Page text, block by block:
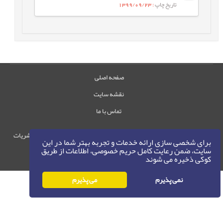
برای شخصی سازی ارائه خدمات و تجربه بهتر شما در این
سایت، ضمن رعایت کامل حریم خصوصی، اطلاعات از طریق
کوکی ذخیره می شوند
نمی پذیرم می پذیرم
تاریخ چاپ: 1399/09/23
صفحه اصلی
نقشه سایت
تماس با ما
حقوق این وب‌سایت متعلق به سامانه مدیریت نشریات
رایمگ است.
حق نشر